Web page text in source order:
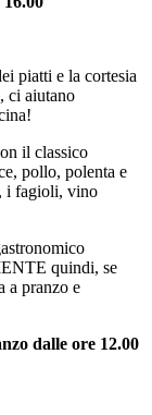
piatti e la cortesia
ci aiutano
il classico
pollo, polenta e
i fagioli, vino
quindi, se
a pranzo e
dalle ore 12.00